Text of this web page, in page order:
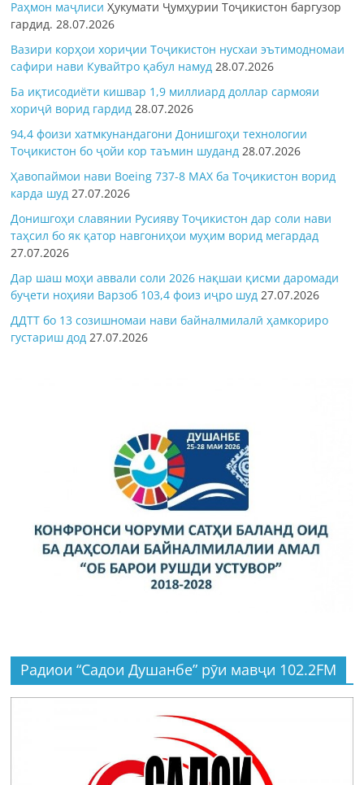
Раҳмон маҷлисиҲукумати Ҷумҳурии Тоҷикистон баргузор
гардид.28.07.2026
Вазири корҳои хориҷии Тоҷикистон нусхаи эътимодномаи
сафири нави Кувайтро қабул намуд 28.07.2026
Ба иқтисодиёти кишвар 1,9 миллиард доллар сармояи
хориҷӣ ворид гардид 28.07.2026
94,4 фоизи хатмкунандагони Донишгоҳи технологии
Тоҷикистон бо ҷойи кор таъмин шуданд 28.07.2026
Ҳавопаймои нави Boeing 737-8 MAX ба Тоҷикистон ворид
карда шуд 27.07.2026
Донишгоҳи славянии Русияву Тоҷикистон дар соли нави
таҳсил бо як қатор навгониҳои муҳим ворид мегардад
27.07.2026
Дар шаш моҳи аввали соли 2026 нақшаи қисми даромади
буҷети ноҳияи Варзоб 103,4 фоиз иҷро шуд 27.07.2026
ДДТТ бо 13 созишномаи нави байналмилалӣ ҳамкориро
густариш дод 27.07.2026
Радиои “Садои Душанбе” рӯи мавҷи 102.2FM